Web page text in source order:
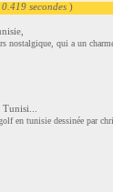
0.419 secondes )
nostalgique, qui a un
en tunisie dessinée par